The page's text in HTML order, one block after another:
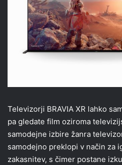
Televizorji BRAVIA XR lahko
pa gledate film oziroma
samodejne izbire žanra
samodejno preklopi v način za
zakasnitev, s čimer postane